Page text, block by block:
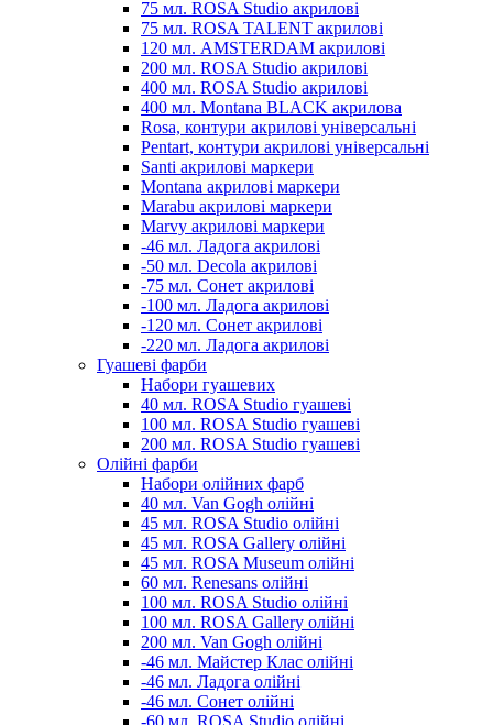
75 мл. ROSA Studio акрилові
75 мл. ROSA TALENT акрилові
120 мл. AMSTERDAM акрилові
200 мл. ROSA Studio акрилові
400 мл. ROSA Studio акрилові
400 мл. Montana BLACK акрилова
Rosa, контури акрилові універсальні
Pentart, контури акрилові універсальні
Santi акрилові маркери
Montana акрилові маркери
Marabu акрилові маркери
Marvy акрилові маркери
-46 мл. Ладога акрилові
-50 мл. Decola акрилові
-75 мл. Сонет акрилові
-100 мл. Ладога акрилові
-120 мл. Сонет акрилові
-220 мл. Ладога акрилові
Гуашеві фарби
Набори гуашевих
40 мл. ROSA Studio гуашеві
100 мл. ROSA Studio гуашеві
200 мл. ROSA Studio гуашеві
Олійні фарби
Набори олійних фарб
40 мл. Van Gogh олійні
45 мл. ROSA Studio олійні
45 мл. ROSA Gallery олійні
45 мл. ROSA Museum олійні
60 мл. Renesans олійні
100 мл. ROSA Studio олійні
100 мл. ROSA Gallery олійні
200 мл. Van Gogh олійні
-46 мл. Майстер Клас олійні
-46 мл. Ладога олійні
-46 мл. Сонет олійні
-60 мл. ROSA Studio олійні